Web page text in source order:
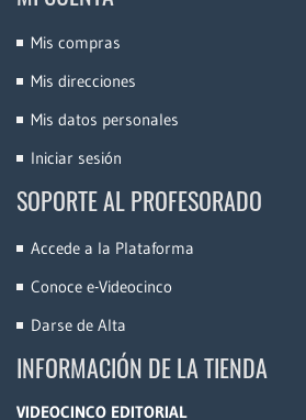
Mis compras
Mis direcciones
Mis datos personales
Iniciar sesión
SOPORTE AL PROFESORADO
Accede a la Plataforma
Conoce e-Videocinco
Darse de Alta
INFORMACIÓN DE LA TIENDA
VIDEOCINCO EDITORIAL